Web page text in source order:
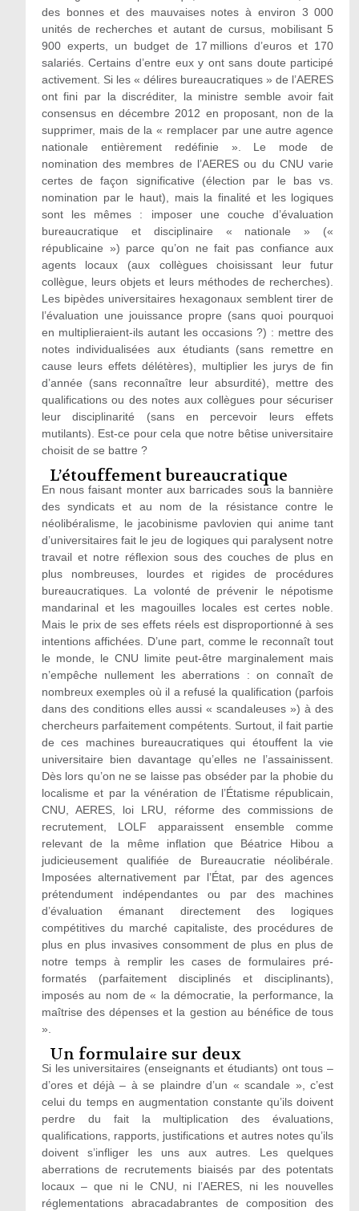
des bonnes et des mauvaises notes à environ 3 000
unités de recherches et autant de cursus, mobilisant 5
900 experts, un budget de 17 millions d’euros et 170
salariés. Certains d’entre eux y ont sans doute participé
activement. Si les « délires bureaucratiques » de l’AERES
ont fini par la discréditer, la ministre semble avoir fait
consensus en décembre 2012 en proposant, non de la
supprimer, mais de la « remplacer par une autre agence
nationale entièrement redéfinie ». Le mode de
nomination des membres de l’AERES ou du CNU varie
certes de façon significative (élection par le bas vs.
nomination par le haut), mais la finalité et les logiques
sont les mêmes : imposer une couche d’évaluation
bureaucratique et disciplinaire « nationale » («
républicaine ») parce qu’on ne fait pas confiance aux
agents locaux (aux collègues choisissant leur futur
collègue, leurs objets et leurs méthodes de recherches).
Les bipèdes universitaires hexagonaux semblent tirer de
l’évaluation une jouissance propre (sans quoi pourquoi
en multiplieraient-ils autant les occasions ?) : mettre des
notes individualisées aux étudiants (sans remettre en
cause leurs effets délétères), multiplier les jurys de fin
d’année (sans reconnaître leur absurdité), mettre des
qualifications ou des notes aux collègues pour sécuriser
leur disciplinarité (sans en percevoir leurs effets
mutilants). Est‑ce pour cela que notre bêtise universitaire
choisit de se battre ?
L’étouffement bureaucratique
En nous faisant monter aux barricades sous la bannière
des syndicats et au nom de la résistance contre le
néolibéralisme, le jacobinisme pavlovien qui anime tant
d’universitaires fait le jeu de logiques qui paralysent notre
travail et notre réflexion sous des couches de plus en
plus nombreuses, lourdes et rigides de procédures
bureaucratiques. La volonté de prévenir le népotisme
mandarinal et les magouilles locales est certes noble.
Mais le prix de ses effets réels est disproportionné à ses
intentions affichées. D’une part, comme le reconnaît tout
le monde, le CNU limite peut-être marginalement mais
n’empêche nullement les aberrations : on connaît de
nombreux exemples où il a refusé la qualification (parfois
dans des conditions elles aussi « scandaleuses ») à des
chercheurs parfaitement compétents. Surtout, il fait partie
de ces machines bureaucratiques qui étouffent la vie
universitaire bien davantage qu’elles ne l’assainissent.
Dès lors qu’on ne se laisse pas obséder par la phobie du
localisme et par la vénération de l’Étatisme républicain,
CNU, AERES, loi LRU, réforme des commissions de
recrutement, LOLF apparaissent ensemble comme
relevant de la même inflation que Béatrice Hibou a
judicieusement qualifiée de Bureaucratie néolibérale.
Imposées alternativement par l’État, par des agences
prétendument indépendantes ou par des machines
d’évaluation émanant directement des logiques
compétitives du marché capitaliste, des procédures de
plus en plus invasives consomment de plus en plus de
notre temps à remplir les cases de formulaires pré-
formatés (parfaitement disciplinés et disciplinants),
imposés au nom de « la démocratie, la performance, la
maîtrise des dépenses et la gestion au bénéfice de tous
».
Un formulaire sur deux
Si les universitaires (enseignants et étudiants) ont tous –
d’ores et déjà – à se plaindre d’un « scandale », c’est
celui du temps en augmentation constante qu’ils doivent
perdre du fait la multiplication des évaluations,
qualifications, rapports, justifications et autres notes qu’ils
doivent s’infliger les uns aux autres. Les quelques
aberrations de recrutements biaisés par des potentats
locaux – que ni le CNU, ni l’AERES, ni les nouvelles
réglementations abracadabrantes de composition des